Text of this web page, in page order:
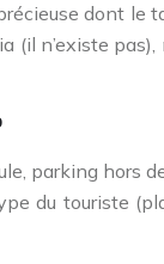
dont le
(il n’existe
parking hors
du touriste